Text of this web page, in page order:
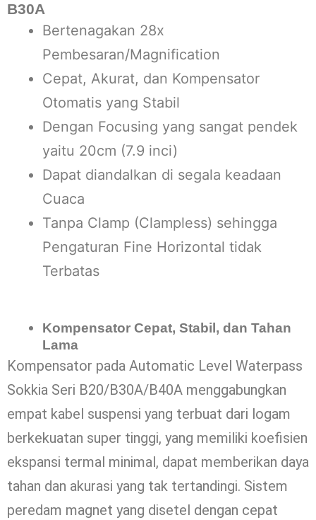
B30A
Bertenagakan 28x
Pembesaran/Magnification
Cepat, Akurat, dan Kompensator
Otomatis yang Stabil
Dengan Focusing yang sangat pendek
yaitu 20cm (7.9 inci)
Dapat diandalkan di segala keadaan
Cuaca
Tanpa Clamp (Clampless) sehingga
Pengaturan Fine Horizontal tidak
Terbatas
Kompensator Cepat, Stabil, dan Tahan
Lama
Kompensator pada Automatic Level Waterpass
Sokkia Seri B20/B30A/B40A menggabungkan
empat kabel suspensi yang terbuat dari logam
berkekuatan super tinggi, yang memiliki koefisien
ekspansi termal minimal, dapat memberikan daya
tahan dan akurasi yang tak tertandingi. Sistem
peredam magnet yang disetel dengan cepat